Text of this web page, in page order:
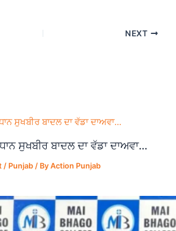
ar
e
NEXT
ਸੁਖਬੀਰ ਬਾਦਲ ਦਾ ਵੱਡਾ ਦਾਅਵਾ…
/ Punjab / ByAction Punjab